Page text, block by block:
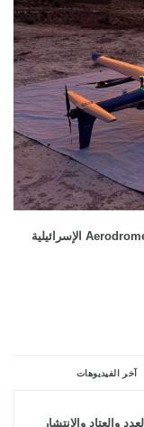
أخبار: EagleNXT تضخ استثمارات استراتيجية في Aerodrome الإسرائيلية
آخر الفيديوهات
والعتاد والانتشار